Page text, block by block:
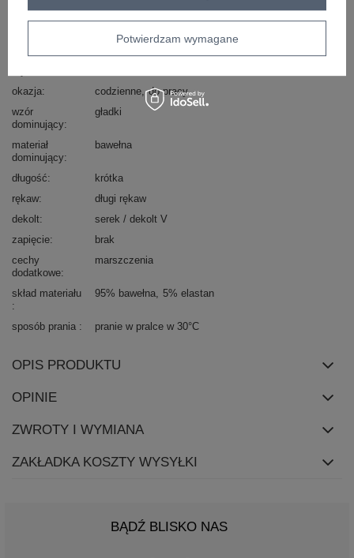
Kod produktu
WT-BZ-A1221.94
okazja
codzienne do pracy
wzór
dominujący
gładki
materiał
dominujący
bawełna
długość
krótka
rękaw
długi rękaw
dekolt
serek / dekolt V
zapięcie
brak
cechy
dodatkowe
marszczenia
skład materiału 95% bawełna 5% elastan
sposób prania pranie w pralce w 30°C
OPIS PRODUKTU
OPINIE
ZWROTY I WYMIANA
ZAKŁADKA KOSZTY WYSYŁKI
BĄDŹ BLISKO NAS
Potwierdzam wymagane